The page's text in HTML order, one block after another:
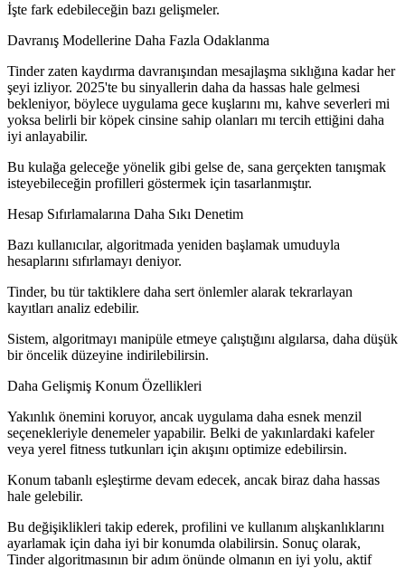
İşte fark edebileceğin bazı gelişmeler.
Davranış Modellerine Daha Fazla Odaklanma
Tinder zaten kaydırma davranışından mesajlaşma sıklığına kadar her
şeyi izliyor. 2025'te bu sinyallerin daha da hassas hale gelmesi
bekleniyor, böylece uygulama gece kuşlarını mı, kahve severleri mi
yoksa belirli bir köpek cinsine sahip olanları mı tercih ettiğini daha
iyi anlayabilir.
Bu kulağa geleceğe yönelik gibi gelse de, sana gerçekten tanışmak
isteyebileceğin profilleri göstermek için tasarlanmıştır.
Hesap Sıfırlamalarına Daha Sıkı Denetim
Bazı kullanıcılar, algoritmada yeniden başlamak umuduyla
hesaplarını sıfırlamayı deniyor.
Tinder, bu tür taktiklere daha sert önlemler alarak tekrarlayan
kayıtları analiz edebilir.
Sistem, algoritmayı manipüle etmeye çalıştığını algılarsa, daha düşük
bir öncelik düzeyine indirilebilirsin.
Daha Gelişmiş Konum Özellikleri
Yakınlık önemini koruyor, ancak uygulama daha esnek menzil
seçenekleriyle denemeler yapabilir. Belki de yakınlardaki kafeler
veya yerel fitness tutkunları için akışını optimize edebilirsin.
Konum tabanlı eşleştirme devam edecek, ancak biraz daha hassas
hale gelebilir.
Bu değişiklikleri takip ederek, profilini ve kullanım alışkanlıklarını
ayarlamak için daha iyi bir konumda olabilirsin. Sonuç olarak,
Tinder algoritmasının bir adım önünde olmanın en iyi yolu, aktif